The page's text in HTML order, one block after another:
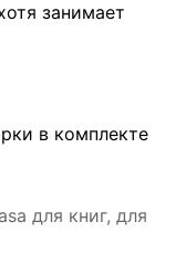
занимает
в комплекте
для книг, для